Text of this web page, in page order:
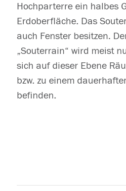
Hochparterre ein halbes
Erdoberfläche. Das
auch Fenster besitzen.
„Souterrain“ wird meist
sich auf dieser Ebene
bzw. zu einem
befinden.